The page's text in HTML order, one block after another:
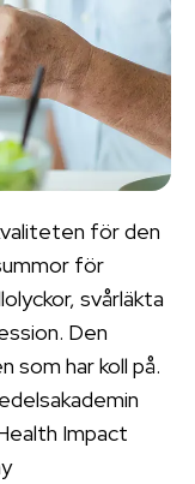
för den
för
svårläkta
Den
som har koll på.
Impact